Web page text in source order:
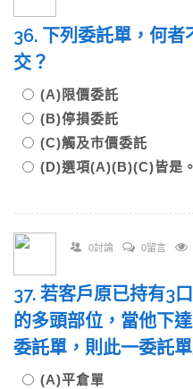
36. 下列委託單，何者
交？
(A)限價委託
(B)停損委託
(C)觸及市價委託
(D)選項(A)(B)(C)皆是。
0討論 0留言
37. 若客戶原已持有3
的多頭部位，當他下
委託單，則此一委託單
(A)平倉單